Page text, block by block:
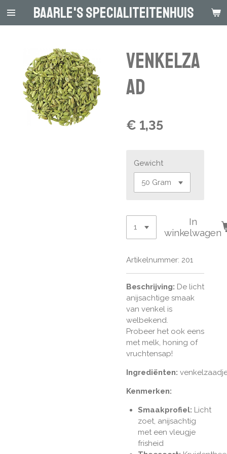
Ga
hoofdinhoud
Baarle's Specialiteitenhuis
Venkelza
ad
€ 1,35
Gewicht
In
winkelwagen
Artikelnummer: 201
Beschrijving: De licht
anijsachtige smaak
van venkel is
welbekend.
Probeer het ook eens
met melk, honing of
vruchtensap!
Ingrediënten:
Kenmerken:
Smaakprofiel: Licht
zoet, anijsachtig
met een vleugje
frisheid